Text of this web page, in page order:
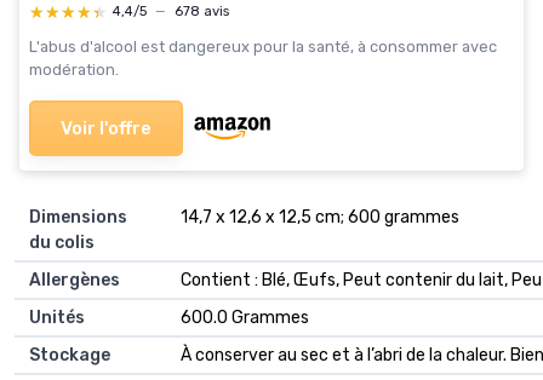
★★★★★
★★★★★ 4,4/5 — 678 avis
L'abus d'alcool est dangereux pour la santé, à consommer avec
modération.
Voir l'offre
Dimensions
du colis
‎14,7 x 12,6 x 12,5 cm; 600 grammes
Allergènes
‎Contient : Blé, Œufs, Peut contenir du lait,
Unités
‎600.0 Grammes
Stockage
‎À conserver au sec et à l’abri de la chaleur.